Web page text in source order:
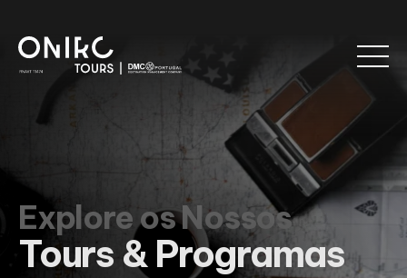
Explore os Nossos
Tours & Programas